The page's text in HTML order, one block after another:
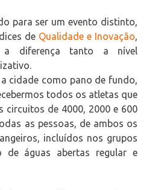
para ser um evento distinto,
de Qualidade e Inovação,
a diferença tanto a nível
cidade como pano de fundo,
todos os atletas que
circuitos de 4000, 2000 e 600
as pessoas, de ambos os
incluídos nos grupos
de águas abertas regular e